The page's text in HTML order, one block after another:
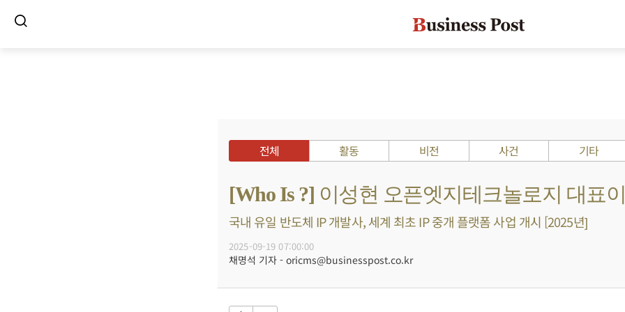
전체 활동 비전 사건 기타
[Who Is ?] 이성현 오픈엣지테크놀로지 대표
국내 유일 반도체 IP 개발사, 세계 최초 IP 중개 플랫폼 사업 개시 [2025년]
2025-09-19 07:00:00
채명석 기자 - oricms@businesspost.co.kr